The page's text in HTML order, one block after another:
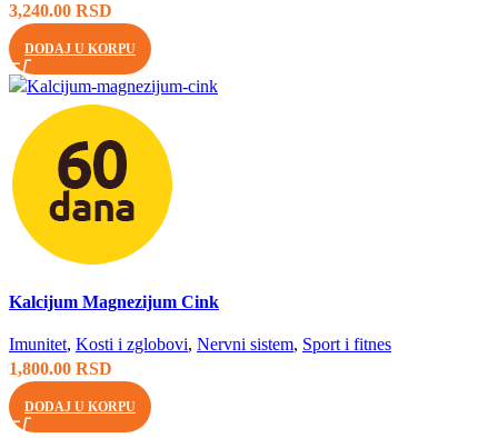
3,240.00 RSD
DODAJ U KORPU
Kalcijum Magnezijum Cink
Imunitet, Kosti i zglobovi, Nervni sistem, Sport i fitnes
1,800.00 RSD
DODAJ U KORPU